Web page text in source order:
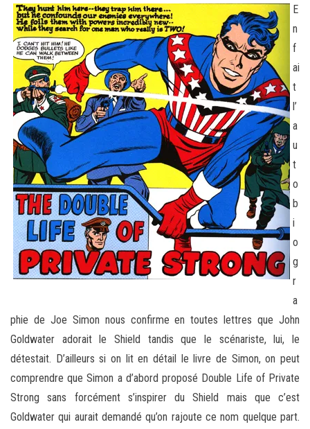
E
n
f
ai
t
l’
a
u
t
o
b
i
o
g
r
a
phie de Joe Simon nous confirme en toutes lettres que John
Goldwater adorait le Shield tandis que le scénariste, lui, le
détestait. D’ailleurs si on lit en détail le livre de Simon, on peut
comprendre que Simon a d’abord proposé Double Life of Private
Strong sans forcément s’inspirer du Shield mais que c’est
Goldwater qui aurait demandé qu’on rajoute ce nom quelque part.